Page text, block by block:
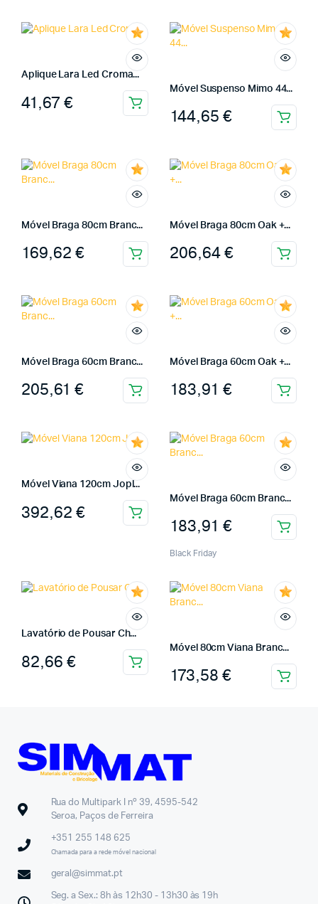
Aplique Lara Led Croma...
41,67 €
Móvel Suspenso Mimo 44...
144,65 €
Móvel Braga 80cm Branc...
169,62 €
Móvel Braga 80cm Oak +...
206,64€
Móvel Braga 60cm Branc...
205,61 €
Móvel Braga 60cm Oak +...
183,91 €
Móvel Viana 120cm Jopl...
392,62 €
Móvel Braga 60cm Branc...
183,91 €
Black Friday
Lavatório de Pousar Ch...
82,66 €
Móvel 80cm Viana Branc...
173,58 €
Rua do Multipark I nº 39, 4595-542
Seroa, Paços de Ferreira
+351 255 148 625
Chamada para a rede móvel nacional
geral@simmat.pt
Seg. a Sex.: 8h às 12h30 - 13h30 às 19h